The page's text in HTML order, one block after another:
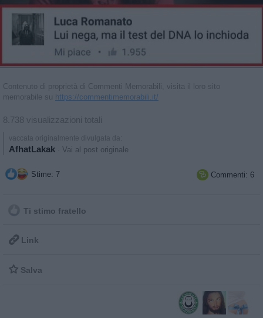
Contenuto di proprietà di Commenti Memorabili, visita il loro sito
memorabile su https://commentimemorabili.it/
8.738 visualizzazioni totali
vaccata originalmente divulgata da:
AfhatLakak Vai al post originale
Stime: 7  Commenti: 6
Ti stimo fratello
 Link
 Salva